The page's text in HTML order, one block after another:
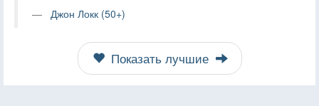
Джон Локк (50+)
Показать лучшие